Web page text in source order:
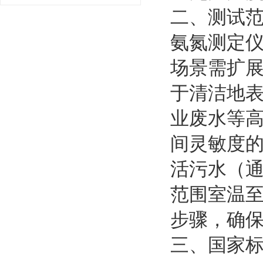
二、测试
氨氮测定
场景需扩
于清洁地
业废水等
间灵敏度
活污水（
范围室温
步骤，确
三、国家